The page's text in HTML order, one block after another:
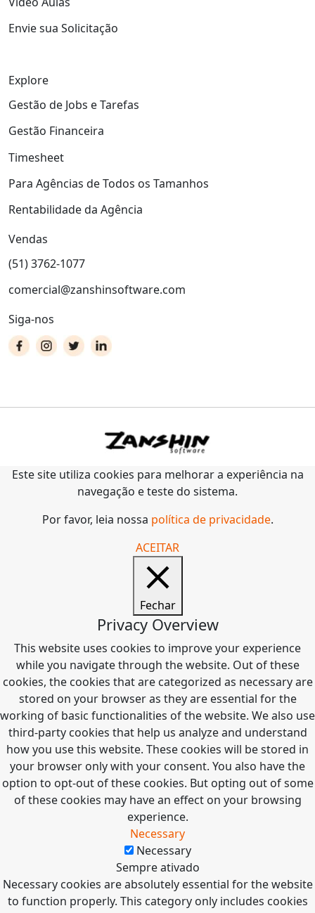
Envie sua Solicitação
Explore
Gestão de Jobs e Tarefas
Gestão Financeira
Timesheet
Para Agências de Todos os Tamanhos
Rentabilidade da Agência
Vendas
(51) 3762-1077
comercial@zanshinsoftware.com
Siga-nos
Este site utiliza cookies para melhorar a experiência na
navegação e teste do sistema.
Por favor, leia nossa política de privacidade.
ACEITAR
Fechar
Privacy Overview
This website uses cookies to improve your experience
while you navigate through the website. Out of these
cookies, the cookies that are categorized as necessary are
stored on your browser as they are essential for the
working of basic functionalities of the website. We also use
third-party cookies that help us analyze and understand
how you use this website. These cookies will be stored in
your browser only with your consent. You also have the
option to opt-out of these cookies. But opting out of some
of these cookies may have an effect on your browsing
experience.
Necessary
Necessary
Sempre ativado
Necessary cookies are absolutely essential for the website
to function properly. This category only includes cookies